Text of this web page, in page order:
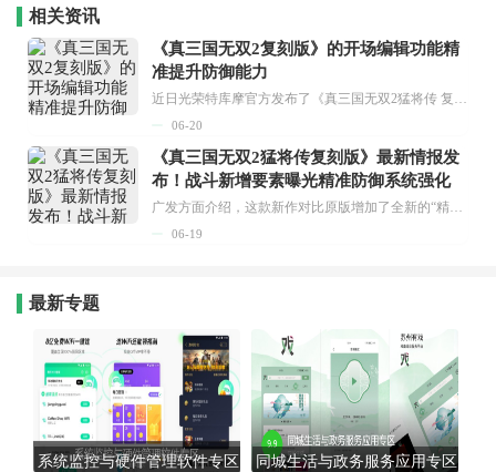
相关资讯
《真三国无双2复刻版》的开场编辑功能精
准提升防御能力
近日光荣特库摩官方发布了《真三国无双2猛将传 复刻版》的新信息，原版的“编辑开场”功能将会回归，同时还新增了全新的“精准强化防御”要素。...
06-20
《真三国无双2猛将传复刻版》最新情报发
布！战斗新增要素曝光精准防御系统强化
广发方面介绍，这款新作对比原版增加了全新的“精准强化防御”机制——当对手发起攻击时，若能精准把握时机使用原作中的强化防御，不仅可以反弹强敌的攻击，还能触发让对方陷入眩晕状态的反击！...
06-19
最新专题
系统监控与硬件管理软件专区 同城生活与政务服务应用专区